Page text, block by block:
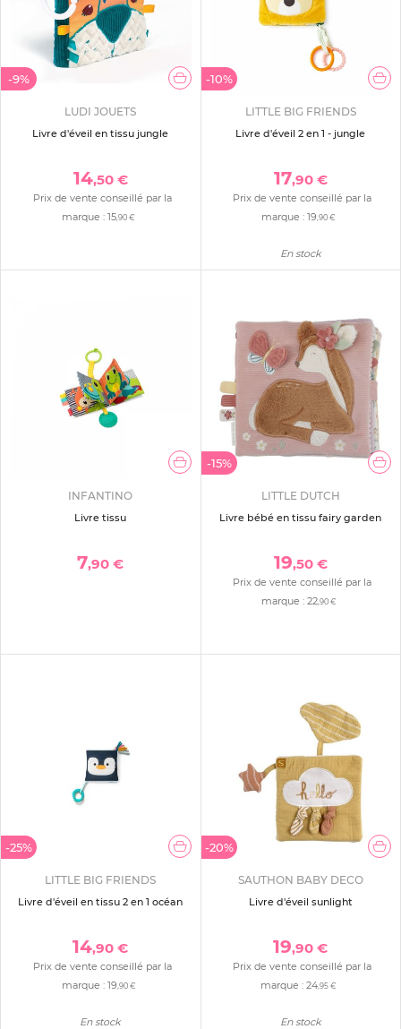
-9%
LUDI JOUETS
Livre d'éveil en tissu jungle
14,50 €
Prix de vente conseillé par la
marque :15,90 €
-10%
LITTLE BIG FRIENDS
Livre d'éveil 2 en 1 - jungle
17,90 €
Prix de vente conseillé par la
marque :19,90 €
En stock
INFANTINO
Livre tissu
7,90 €
-15%
LITTLE DUTCH
Livre bébé en tissu fairy garden
19,50 €
Prix de vente conseillé par la
marque : 22,90 €
-25%
LITTLE BIG FRIENDS
Livre d'éveil en tissu 2 en 1 océan
14,90 €
Prix de vente conseillé par la
marque : 19,90 €
En stock
-20%
SAUTHON BABY DECO
Livre d'éveil sunlight
19,90 €
Prix de vente conseillé par la
marque :24,95 €
En stock